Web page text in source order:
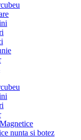
nunta si botez